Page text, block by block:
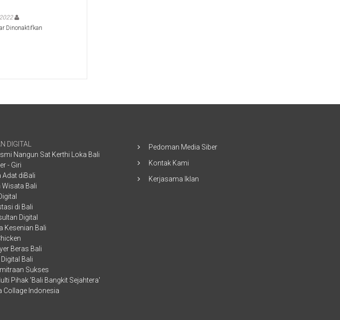
Dinonaktifkanpada
Provinsi
DIGITAL
Nangun Sat Kerthi Loka Bali
- Giri
Adat diBali
Bali
di Bali
Digital
Kesenian Bali
Beras Bali
Bali
Sukses
Pihak 'Bali Bangkit Sejahtera'
Collage Indonesia
Pedoman Media Siber
Kontak Kami
Kerjasama Iklan